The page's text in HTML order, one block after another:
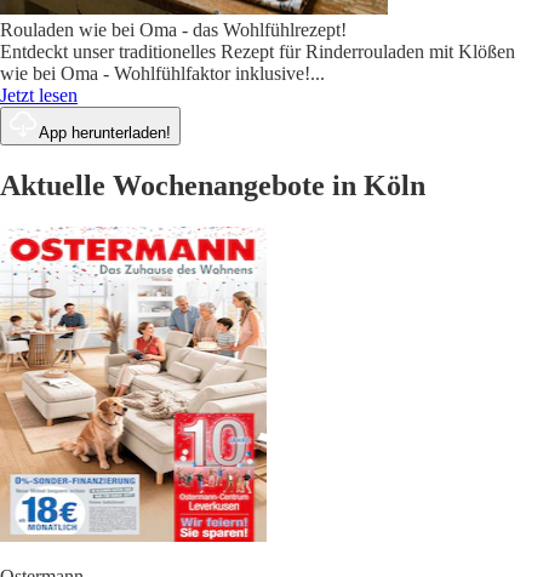
Rouladen wie bei Oma - das Wohlfühlrezept!
Entdeckt unser traditionelles Rezept für Rinderrouladen mit Klößen
wie bei Oma - Wohlfühlfaktor inklusive!...
Jetzt lesen
App herunterladen!
Aktuelle Wochenangebote in Köln